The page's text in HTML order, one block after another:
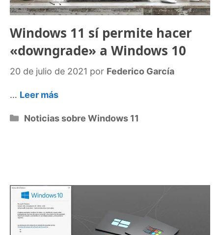
Windows 11 sí permite hacer
«downgrade» a Windows 10
20 de julio de 2021 por Federico García
… Leer más
Categorías
Noticias sobre Windows 11